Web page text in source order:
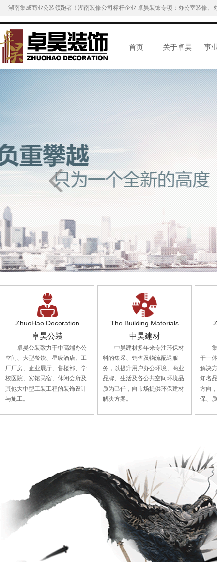
湖南集成商业公装领跑者！湖南装修公司标杆企业 卓昊装饰专项：办公室装修
首页 关于卓昊 事
ZhuoHao Decoration
卓昊公装
卓昊公装致力于中高端办公
空间、大型餐饮、星级酒店、工
厂厂房、企业展厅、售楼部、学
校医院、宾馆民宿、休闲会所及
其他大中型工装工程的装饰设计
与施工。
The Building Materials
中昊建材
中昊建材多年来专注环保材
料的集采、销售及物流配送服
务，以提升用户办公环境、商业
品牌、生活及各公共空间环境品
质为己任，向市场提供环保建材
解决方案。
于一
解决
知名
方向
保、